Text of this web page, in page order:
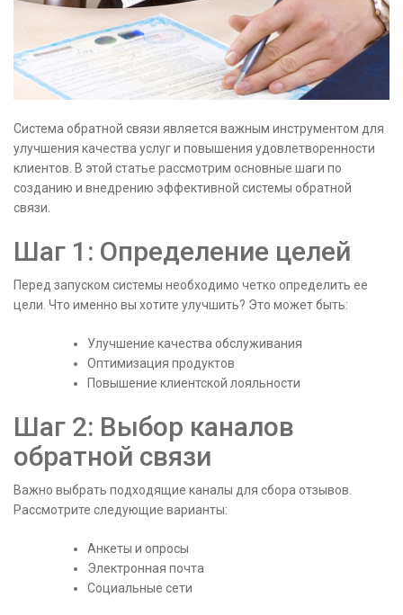
Система обратной связи является важным инструментом для
улучшения качества услуг и повышения удовлетворенности
клиентов. В этой статье рассмотрим основные шаги по
созданию и внедрению эффективной системы обратной
связи.
Шаг 1: Определение целей
Перед запуском системы необходимо четко определить ее
цели. Что именно вы хотите улучшить? Это может быть:
Улучшение качества обслуживания
Оптимизация продуктов
Повышение клиентской лояльности
Шаг 2: Выбор каналов
обратной связи
Важно выбрать подходящие каналы для сбора отзывов.
Рассмотрите следующие варианты:
Анкеты и опросы
Электронная почта
Социальные сети